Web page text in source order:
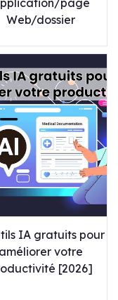
Web/dossier
IA gratuits pour
améliorer votre
[2026]